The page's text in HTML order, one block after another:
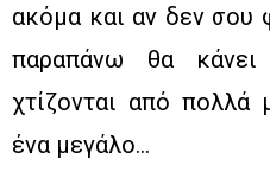
ακόμα και αν δεν σου
παραπάνω θα κάνει
χτίζονται από πολλά
ένα μεγάλο…